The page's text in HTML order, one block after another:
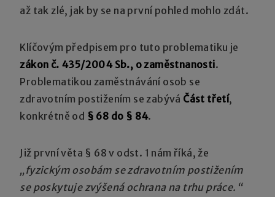
až tak zlé, jak by se na první pohled mohlo zdát.
Klíčovým předpisem pro tuto problematiku je
zákon č. 435/2004 Sb., o zaměstnanosti.
Problematikou zaměstnávání osob se
zdravotním postižením se zabývá Část třetí,
konkrétně od § 68 do § 84.
Již první věta § 68 v odst. 1 nám říká, že
„fyzickým osobám se zdravotním postižením
se poskytuje zvýšená ochrana na trhu práce.“